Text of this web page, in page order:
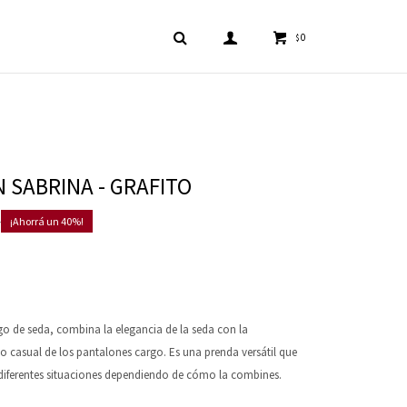
$0
SABRINA - GRAFITO
40
de seda, combina la elegancia de la seda con la
casual de los pantalones cargo. Es una prenda versátil que
situaciones dependiendo de cómo la combines.